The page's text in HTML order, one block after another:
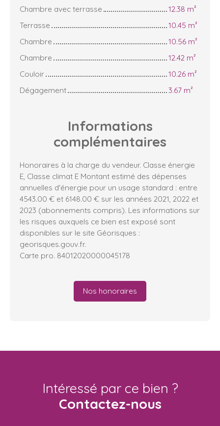
Chambre avec terrasse
12.38 m²
Terrasse
10.45 m²
Chambre
10.56 m²
Chambre
12.42 m²
Couloir
10.26 m²
Dégagement
3.67 m²
Informations
complémentaires
Honoraires à la charge du vendeur. Classe énergie
E, Classe climat E Montant estimé des dépenses
annuelles d'énergie pour un usage standard : entre
4543.00 € et 6148.00 € sur les années 2021, 2022 et
2023 (abonnements compris). Les informations sur
les risques auxquels ce bien est exposé sont
disponibles sur le site Géorisques :
georisques.gouv.fr.
Carte pro. 84012020000045178
Nos honoraires
Intéressé par ce bien ?
Contactez-nous